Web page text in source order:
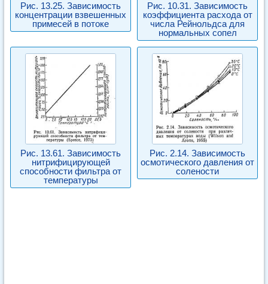
Рис. 13.25. Зависимость
концентрации взвешенных
примесей в потоке
Рис. 10.31. Зависимость
коэффициента расхода от
числа Рейнольдса для
нормальных сопел
Рис. 13.61. Зависимость
нитрифицирующей
способности фильтра от
температуры
Рис. 2.14. Зависимость
осмотического давления от
солености